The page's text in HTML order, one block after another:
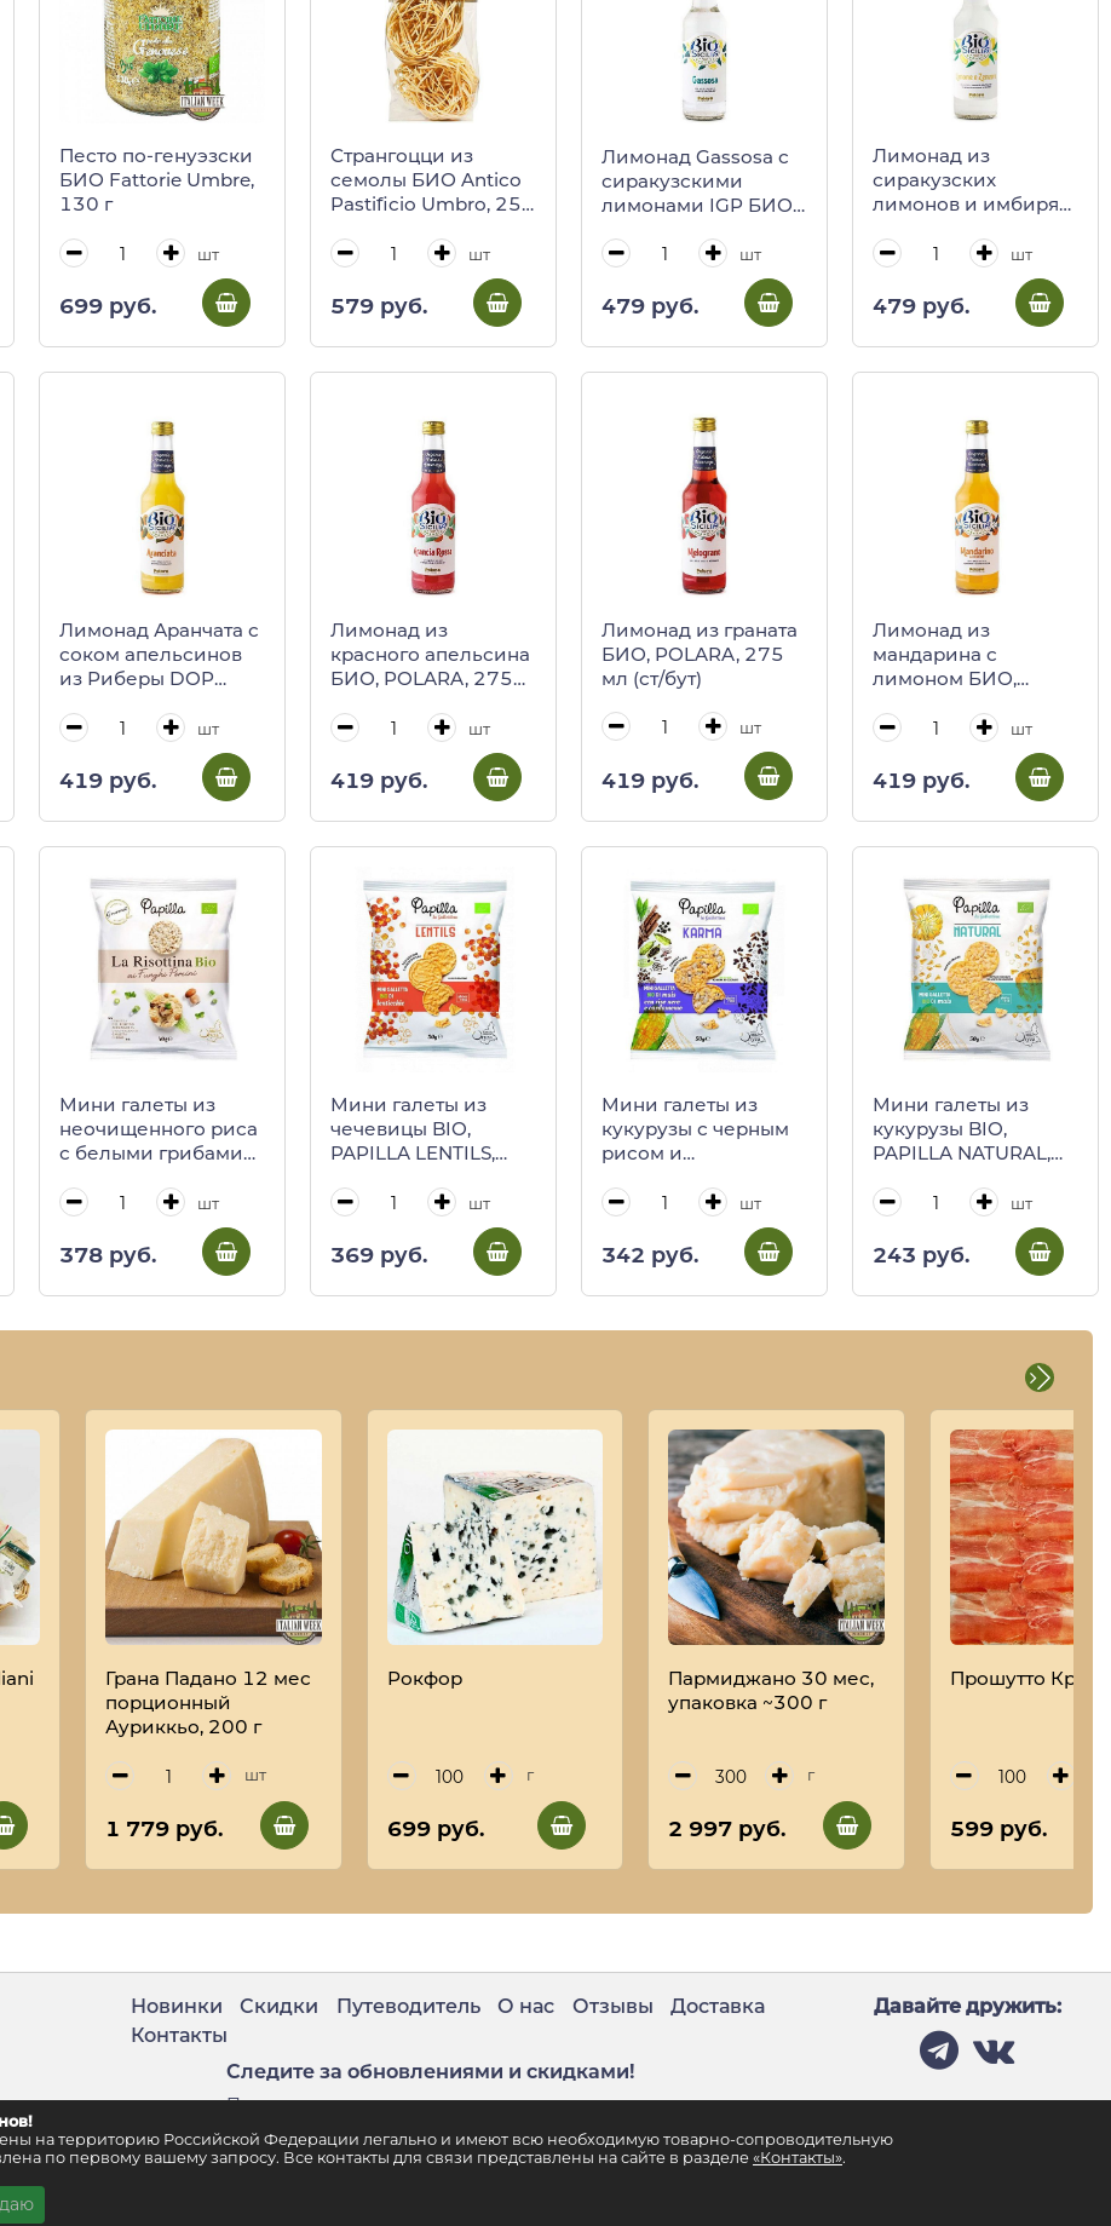
Песто по-генуэзски
БИО Fattorie Umbre,
130 г
шт
699 руб.
Странгоцци из
семолы БИО Antico
Pastificio Umbro, 250
шт
579 руб.
Лимонад Gassosa с
сиракузскими
лимонами IGP БИО,
бут)
шт
479 руб.
Лимонад из
сиракузских
лимонов и имбиря
мл (ст/бут)
шт
479 руб.
Лимонад Аранчата с
соком апельсинов
из Риберы DOP
мл (ст/бут)
шт
419 руб.
Лимонад из
красного апельсина
БИО, POLARA, 275
шт
419 руб.
Лимонад из граната
БИО, POLARA, 275
мл (ст/бут)
шт
419 руб.
Лимонад из
мандарина с
лимоном БИО,
бут)
шт
419 руб.
Мини галеты из
неочищенного риса
с белыми грибами
RISOTINA, ORYZA, 40
шт
378 руб.
Мини галеты из
чечевицы BIO,
PAPILLA LENTILS,
шт
369 руб.
Мини галеты из
кукурузы с черным
рисом и
PAPILLA KARMA,
шт
342 руб.
Мини галеты из
кукурузы BIO,
PAPILLA NATURAL,
шт
243 руб.
Грана Падано 12 мес
порционный
Ауриккьо, 200 г
шт
1 779 руб.
Рокфор
г
699 руб.
Пармиджано 30 мес,
упаковка ~300 г
г
2 997 руб.
Прошутто Крудо
599 руб.
на территорию Российской Федерации легально и имеют всю необходимую товарно-сопроводительную
по первому вашему запросу. Все контакты для связи представлены на сайте в разделе «Контакты».
2
Новинки Скидки Путеводитель О нас Отзывы
Доставка
Контакты
Следите за обновлениями и скидками!
Подпишитесь на нашу рассылку
Давайте дружить: